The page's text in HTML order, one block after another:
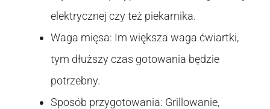
elektrycznej czy też piekarnika.
Waga mięsa: Im większa waga ćwiartki,
tym dłuższy czas gotowania będzie
potrzebny.
Sposób przygotowania: Grillowanie,